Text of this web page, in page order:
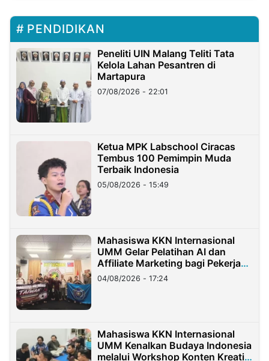
PENDIDIKAN
Peneliti UIN Malang Teliti Tata
Kelola Lahan Pesantren di
Martapura
07/08/2026 - 22:01
Ketua MPK Labschool Ciracas
Tembus 100 Pemimpin Muda
Terbaik Indonesia
05/08/2026 - 15:49
Mahasiswa KKN Internasional
UMM Gelar Pelatihan AI dan
Affiliate Marketing bagi Pekerja
Migran Indonesia di Taiwan
04/08/2026 - 17:24
Mahasiswa KKN Internasional
UMM Kenalkan Budaya Indonesia
melalui Workshop Konten Kreatif